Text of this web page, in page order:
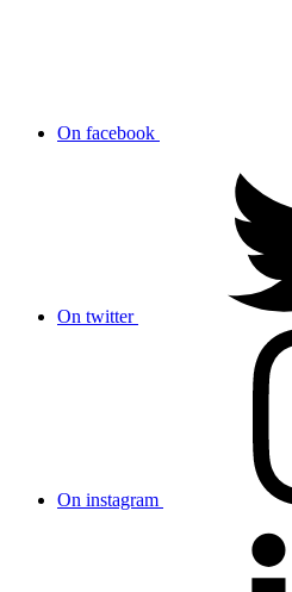
On facebook
On twitter
On instagram